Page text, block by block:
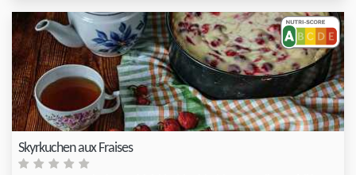
Skyrkuchen aux Fraises